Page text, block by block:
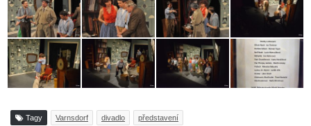
Tagy Varnsdorf divadlo představení